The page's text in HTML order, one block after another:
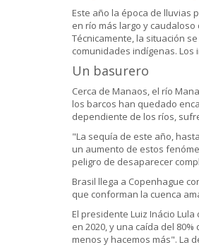
Este año la época de lluvias
en río más largo y
Técnicamente, la situación
comunidades indígenas.
Un basurero
Cerca de Manaos, el río
los barcos han quedado
dependiente de los ríos,
"La sequía de este año,
un aumento de estos
peligro de desaparecer
Brasil llega a Copenhague
que conforman la cuenca
El presidente Luiz Inácio
en 2020, y una caída del
menos y hacemos más". La